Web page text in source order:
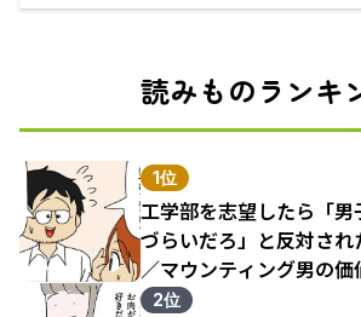
えるECサイト
読みものランキ
1位
工学部を志望したら「男
づらいだろ」と反対さ
／マウンティング男の
結果（1）
2位